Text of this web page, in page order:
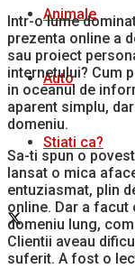
Animale
Auto
Stiati ca?
Intr-o lume
prezenta online a
sau proiect
internetului? Cum
in oceanul de
aparent simplu,
domeniu.
Sa-ti spun o
lansat o mica
entuziasmat, plin
online. Dar a facut
domeniu lung,
Clientii aveau
suferit. A fost o